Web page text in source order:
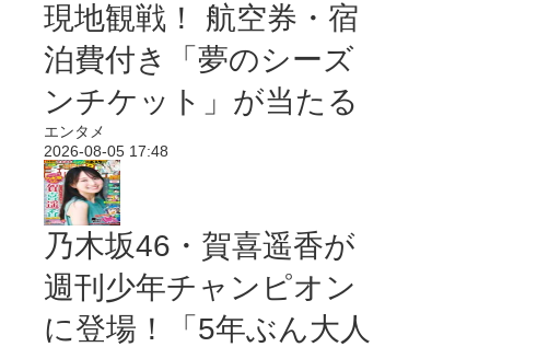
現地観戦！ 航空券・宿
泊費付き「夢のシーズ
ンチケット」が当たる
エンタメ
2026-08-05 17:48
乃木坂46・賀喜遥香が
週刊少年チャンピオン
に登場！「5年ぶん大人